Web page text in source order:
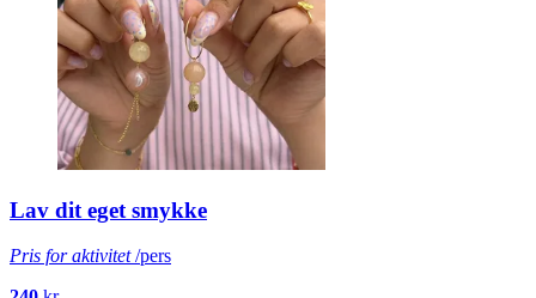
Lav dit eget smykke
Pris for aktivitet/pers